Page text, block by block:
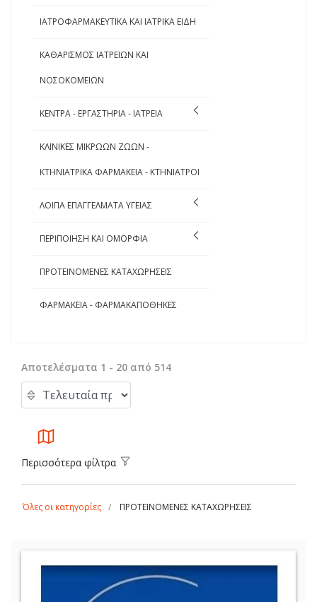
ΙΑΤΡΟΦΑΡΜΑΚΕΥΤΙΚΑ ΚΑΙ ΙΑΤΡΙΚΑ ΕΙΔΗ
ΚΑΘΑΡΙΣΜΟΣ ΙΑΤΡΕΙΩΝ ΚΑΙ
ΝΟΣΟΚΟΜΕΙΩΝ
ΚΕΝΤΡΑ - ΕΡΓΑΣΤΗΡΙΑ - ΙΑΤΡΕΙΑ
ΚΛΙΝΙΚΕΣ ΜΙΚΡΩΩΝ ΖΩΩΝ -
ΚΤΗΝΙΑΤΡΙΚΑ ΦΑΡΜΑΚΕΙΑ - ΚΤΗΝΙΑΤΡΟΙ
ΛΟΙΠΑ ΕΠΑΓΓΕΛΜΑΤΑ ΥΓΕΙΑΣ
ΠΕΡΙΠΟΙΗΣΗ ΚΑΙ ΟΜΟΡΦΙΑ
ΠΡΟΤΕΙΝΟΜΕΝΕΣ ΚΑΤΑΧΩΡΗΣΕΙΣ
ΦΑΡΜΑΚΕΙΑ - ΦΑΡΜΑΚΑΠΟΘΗΚΕΣ
Αποτελέσματα 1 - 20 από 514
Περισσότερα φίλτρα
Όλες οι κατηγορίες ΠΡΟΤΕΙΝΟΜΕΝΕΣ ΚΑΤΑΧΩΡΗΣΕΙΣ